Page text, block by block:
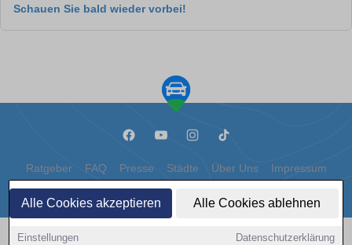
Alle Cookies akzeptieren Alle Cookies ablehnen
Einstellungen Datenschutzerklärung
Schauen Sie bald wieder vorbei!
Ratgeber FAQ Presse Städte Über Uns Impressum
Datenschutz Cookies
Copyright © 2000 - 2026 | 1A Infosysteme GmbH | Content by: 1a-sites-autos